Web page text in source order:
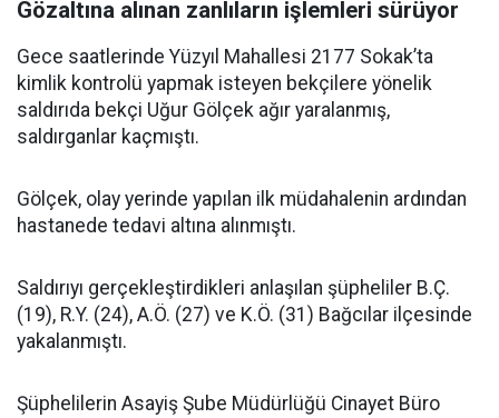
Gözaltına alınan zanlıların işlemleri sürüyor
Gece saatlerinde Yüzyıl Mahallesi 2177 Sokak’ta
kimlik kontrolü yapmak isteyen bekçilere yönelik
saldırıda bekçi Uğur Gölçek ağır yaralanmış,
saldırganlar kaçmıştı.
Gölçek, olay yerinde yapılan ilk müdahalenin ardından
hastanede tedavi altına alınmıştı.
Saldırıyı gerçekleştirdikleri anlaşılan şüpheliler B.Ç.
(19), R.Y. (24), A.Ö. (27) ve K.Ö. (31) Bağcılar ilçesinde
yakalanmıştı.
Şüphelilerin Asayiş Şube Müdürlüğü Cinayet Büro